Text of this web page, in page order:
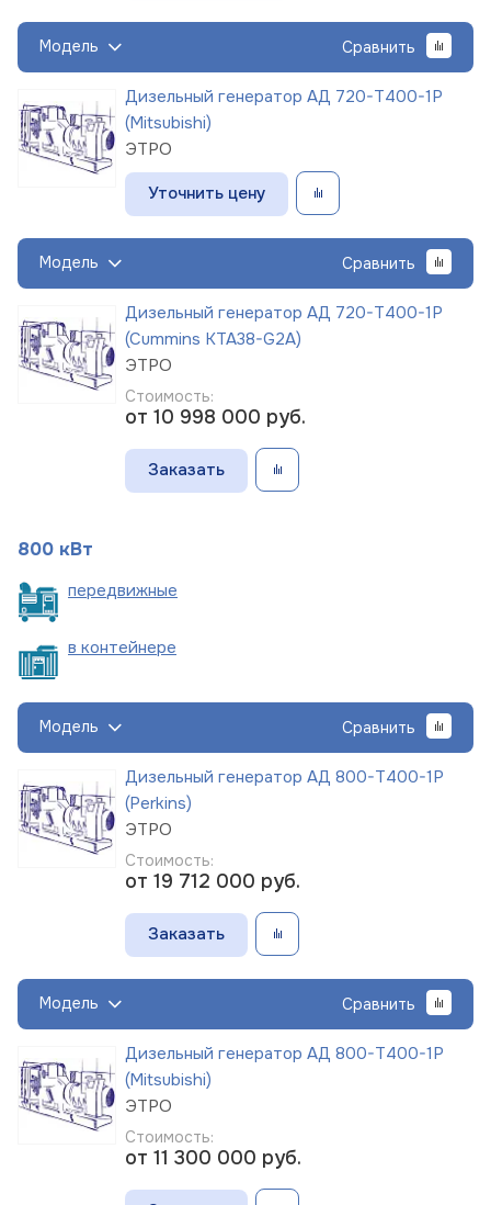
Модель Сравнить
Дизельный генератор АД 720-Т400-1Р
(Mitsubishi)
ЭТРО
Уточнить цену
Модель Сравнить
Дизельный генератор АД 720-Т400-1Р
(Cummins KTA38-G2A)
ЭТРО
Стоимость:
от 10 998 000 руб.
Заказать
800 кВт
передвижные
в контейнере
Модель Сравнить
Дизельный генератор АД 800-Т400-1Р
(Perkins)
ЭТРО
Стоимость:
от 19 712 000 руб.
Заказать
Модель Сравнить
Дизельный генератор АД 800-Т400-1Р
(Mitsubishi)
ЭТРО
Стоимость:
от 11 300 000 руб.